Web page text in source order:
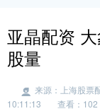
亚晶配资
股量
来源：上海股票
10:11:13
查看：102